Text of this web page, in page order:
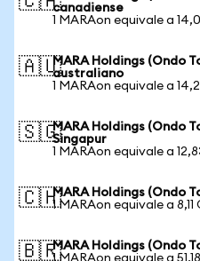
canadiense
1 MARAon equivale a
🇦🇺MARA Holdings (Ondo
australiano
1 MARAon equivale a
🇸🇬MARA Holdings (Ondo
Singapur
1 MARAon equivale a
🇨🇭MARA Holdings (Ondo
1 MARAon equivale a 8,11
🇧🇷MARA Holdings (Ondo
1 MARAon equivale a